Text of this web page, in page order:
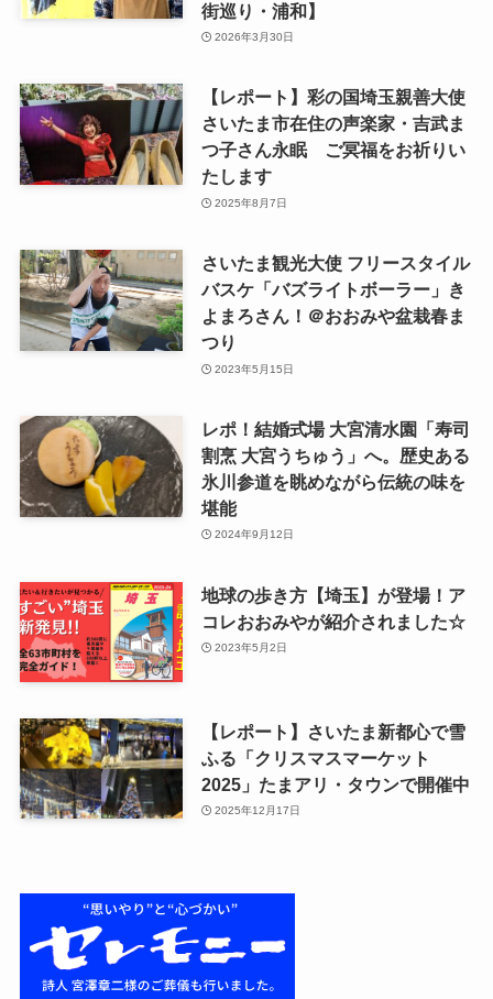
街巡り・浦和】
2026年3月30日
【レポート】彩の国埼玉親善大使
さいたま市在住の声楽家・吉武ま
つ子さん永眠 ご冥福をお祈りい
たします
2025年8月7日
さいたま観光大使 フリースタイル
バスケ「バズライトボーラー」き
よまろさん！＠おおみや盆栽春ま
つり
2023年5月15日
レポ！結婚式場 大宮清水園「寿司
割烹 大宮うちゅう」へ。歴史ある
氷川参道を眺めながら伝統の味を
堪能
2024年9月12日
地球の歩き方【埼玉】が登場！ア
コレおおみやが紹介されました☆
2023年5月2日
【レポート】さいたま新都心で雪
ふる「クリスマスマーケット
2025」たまアリ・タウンで開催中
2025年12月17日